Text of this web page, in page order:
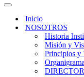
de
Menú
navegación
Inicio
NOSOTROS
Historia
Misión y
Principios y
Organigrama